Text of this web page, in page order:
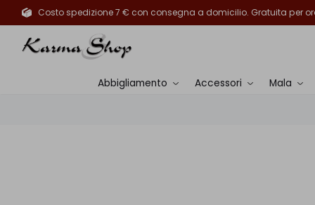
Costo spedizione 7 € con consegna a domicilio. Gratuita per
Abbigliamento Accessori Mala